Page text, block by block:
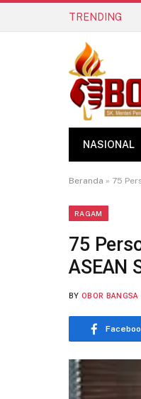
TRENDING
NASIONAL
Beranda » 75
RAGAM
75
ASEAN
BY OBOR BANGSA